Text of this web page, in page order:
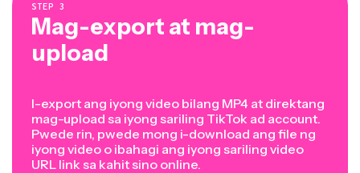
STEP 3
Mag-export at mag-
upload
I-export ang iyong video bilang MP4 at direktang
mag-upload sa iyong sariling TikTok ad account.
Pwede rin, pwede mong i-download ang file ng
iyong video o ibahagi ang iyong sariling video
URL link sa kahit sino online.